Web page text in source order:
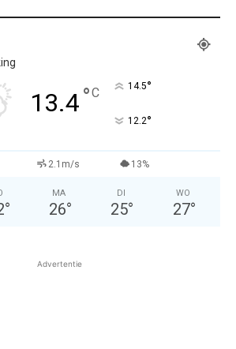
13.4°C 14.5°
12.2°
2.1m/s 13%
°
MA
26°
DI
25°
WO
27°
Advertentie